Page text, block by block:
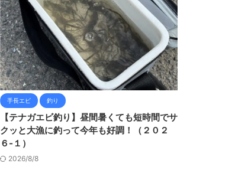
手長エビ 釣り
【テナガエビ釣り】昼間暑くても短時間でサ
クッと大漁に釣って今年も好調！（２０２
６-１）
2026/8/8